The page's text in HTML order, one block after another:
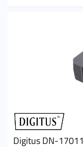
Digitus DN-